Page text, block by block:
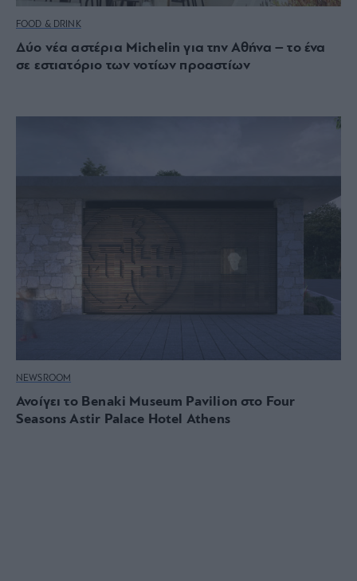
FOOD & DRINK
Δύο νέα αστέρια Michelin για την Αθήνα – το ένα
σε εστιατόριο των νοτίων προαστίων
NEWSROOM
Ανοίγει το Benaki Museum Pavilion στο Four
Seasons Astir Palace Hotel Athens